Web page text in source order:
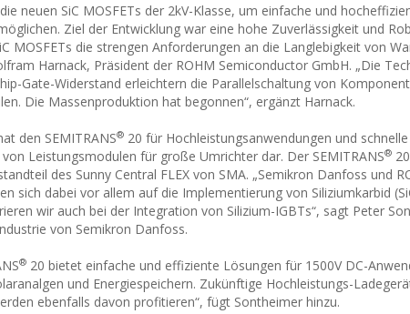
neuen SiC MOSFETs der 2kV-Klasse, um einfache und
Ziel der Entwicklung war eine hohe Zuverlässigkeit und
MOSFETs die strengen Anforderungen an die Langlebigkeit von
Harnack, Präsident der ROHM Semiconductor GmbH. „Die
Gate-Widerstand erleichtern die Parallelschaltung von
Die Massenproduktion hat begonnen“, ergänzt Harnack.
den SEMITRANS® 20 für Hochleistungsanwendungen und
Leistungsmodulen für große Umrichter dar. Der SEMITRANS®
des Sunny Central FLEX von SMA. „Semikron Danfoss und
sich dabei vor allem auf die Implementierung von Siliziumkarbid
wir auch bei der Integration von Silizium-IGBTs“, sagt Peter
von Semikron Danfoss.
® 20 bietet einfache und effiziente Lösungen für 1500V DC-
und Energiespeichern. Zukünftige Hochleistungs-
ebenfalls davon profitieren“, fügt Sontheimer hinzu.